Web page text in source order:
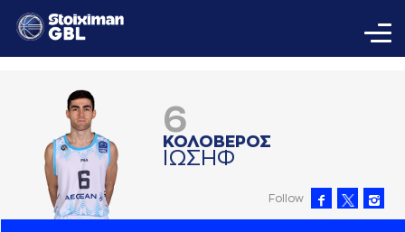
6
ΚΟΛΟΒΕΡΟΣ
ΙΩΣΗΦ
Follow